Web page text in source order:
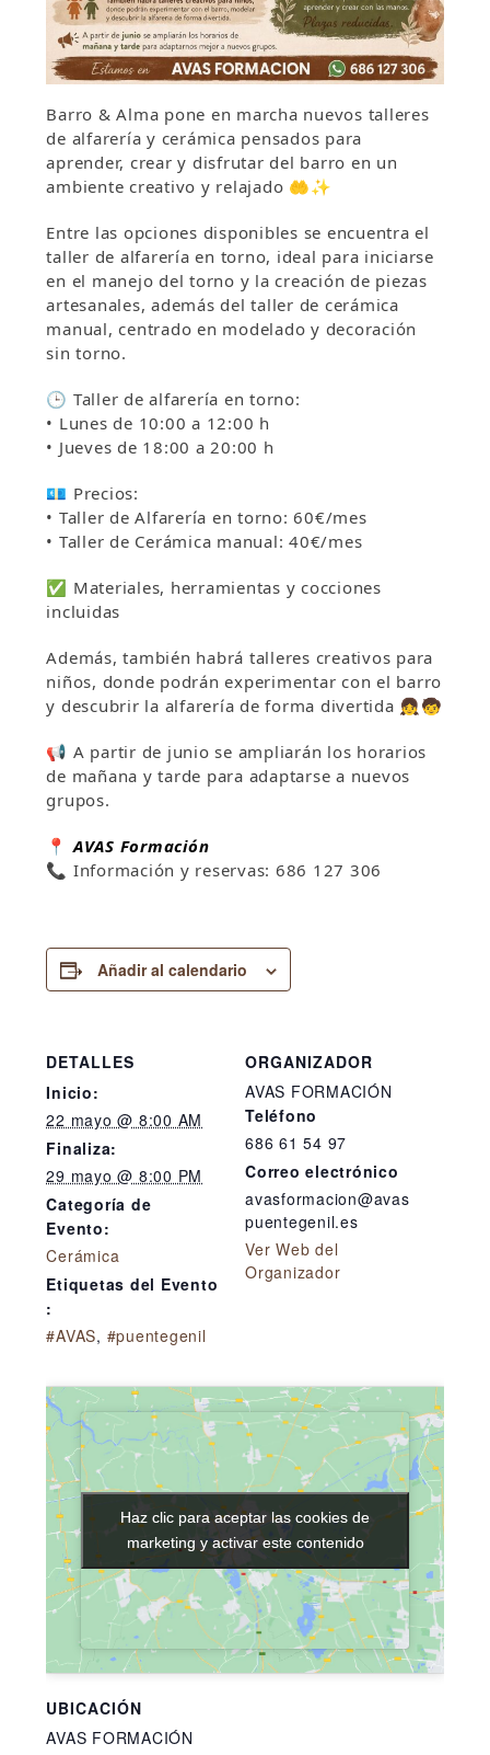
Barro & Alma pone en marcha nuevos talleres
de alfarería y cerámica pensados para
aprender, crear y disfrutar del barro en un
ambiente creativo y relajado 🤲✨
Entre las opciones disponibles se encuentra el
taller de alfarería en torno, ideal para iniciarse
en el manejo del torno y la creación de piezas
artesanales, además del taller de cerámica
manual, centrado en modelado y decoración
sin torno.
🕒 Taller de alfarería en torno:
• Lunes de 10:00 a 12:00 h
• Jueves de 18:00 a 20:00 h
💶 Precios:
• Taller de Alfarería en torno: 60€/mes
• Taller de Cerámica manual: 40€/mes
✅ Materiales, herramientas y cocciones
incluidas
Además, también habrá talleres creativos para
niños, donde podrán experimentar con el barro
y descubrir la alfarería de forma divertida 👧🧒
📢 A partir de junio se ampliarán los horarios
de mañana y tarde para adaptarse a nuevos
grupos.
📍AVAS Formación
📞 Información y reservas: 686 127 306
Añadir al calendario
DETALLES
Inicio:
22 mayo @ 8:00 AM
Finaliza:
29 mayo @ 8:00 PM
Categoría de
Evento:
Cerámica
Etiquetas del Evento
:
#AVAS, #puentegenil
ORGANIZADOR
AVAS FORMACIÓN
Teléfono
686 61 54 97
Correo electrónico
avasformacion@avas
puentegenil.es
Ver Web del
Organizador
UBICACIÓN
AVAS FORMACIÓN
Haz clic para aceptar las cookies de
marketing y activar este contenido
Haz clic para aceptar las cookies de
marketing y activar este contenido